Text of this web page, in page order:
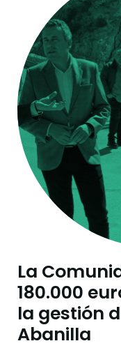
La
180.000
la gestión
Abanilla